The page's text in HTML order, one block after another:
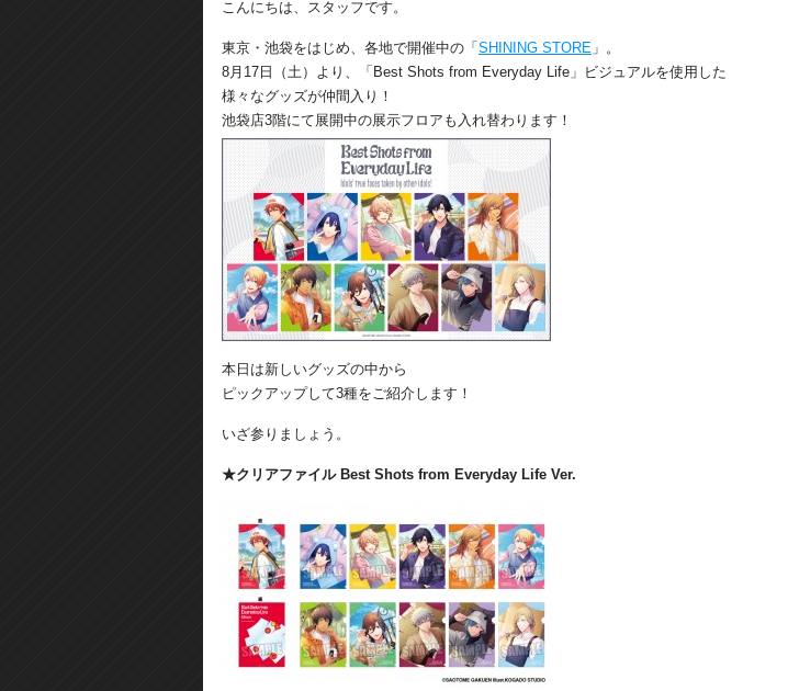
こんにちは、スタッフです。
東京・池袋をはじめ、各地で開催中の「 SHINING STORE 」。
8月17日（土）より、「Best Shots from Everyday Life」ビジュアルを使用した
様々なグッズが仲間入り！
池袋店3階にて展開中の展示フロアも入れ替わります！
本日は新しいグッズの中から
ピックアップして3種をご紹介します！
いざ参りましょう。
★クリアファイル Best Shots from Everyday Life Ver.